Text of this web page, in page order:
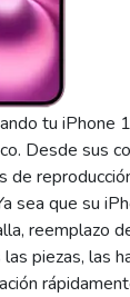
tu iPhone
Desde sus
de
sea que su
reemplazo
piezas, las